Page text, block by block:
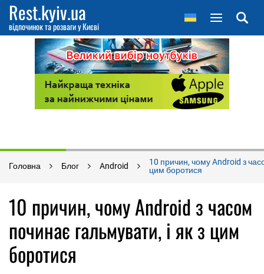
Rest.kyiv.ua
відпочинок та розваги у Києві
Головна Блог Android
10 причин, чому Android з
цим боротися
10 причин, чому Android з часом
починає гальмувати, і як з цим
боротися